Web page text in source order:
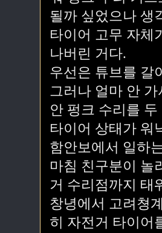
될까 싶었으나 생
타이어 고무 자체
나버린 거다.
우선은 튜브를 갈
그러나 얼마 안
안 펑크 수리를
타이어 상태가 워
함안보에서 일하
마침 친구분이 놀
거 수리점까지 태
창녕에서 고려쳥
히 자전거 타이어